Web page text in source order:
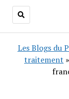
Les Blogs du
traitement »